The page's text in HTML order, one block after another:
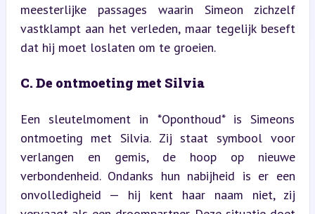
meesterlijke passages waarin Simeon zichzelf
vastklampt aan het verleden, maar tegelijk beseft
dat hij moet loslaten om te groeien.
C. De ontmoeting met Silvia
Een sleutelmoment in *Oponthoud* is Simeons
ontmoeting met Silvia. Zij staat symbool voor
verlangen en gemis, de hoop op nieuwe
verbondenheid. Ondanks hun nabijheid is er een
onvolledigheid — hij kent haar naam niet, zij